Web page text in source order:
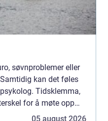
søvnproblemer eller
kan det føles
Tidsklemma,
for å møte opp
05 august 2026